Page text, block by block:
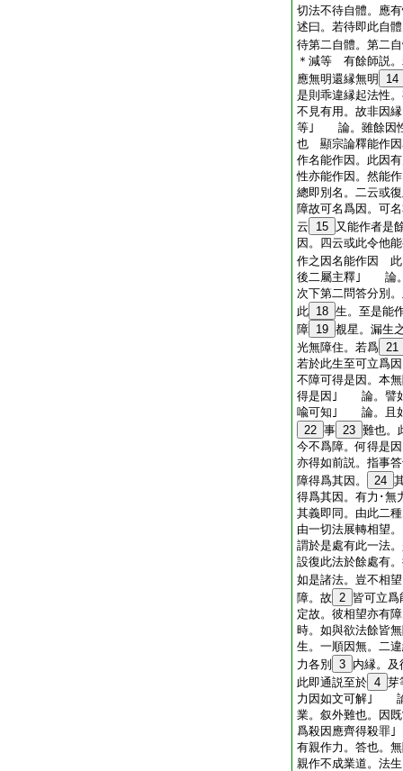
切法不待自體。應
述曰。若待即此自
待第二自體。第二
＊減等 有餘師説
應無明還縁無明
14
是則乖違縁起法性
不見有用。故非因
等｣ 論。雖餘因性
也 顯宗論釋能作因
作名能作因。此因
性亦能作因。然能
總即別名。二云或
障故可名爲因。可
云
15 又能作者是
因。四云或此令他
作之因名能作因 此
後二屬主釋｣ 論。
次下第二問答分
此 18 生。至是能
障 19 覩星。漏生
光無障住。若爲 21
若於此生至可立爲
不障可得是因。本
得是因｣ 論。譬如
喩可知｣ 論。且如
22 事 23 難也。
今不爲障。何得
亦得如前説。指事
障得爲其因。
24
得爲其因。有力･無
其義即同。由此二
由一切法展轉相望
謂於是處有此一法
設復此法於餘處有
如是諸法。豈不相
障。故 2 皆可立
定故。彼相望亦有
時。如與欲法餘皆
生。一順因無。二
力各別
3 内縁。
此即通説至於 4 芽
力因如文可解｣ 論
業。叙外難也。因
爲殺因應齊得殺
有親作力。答也。
親作不成業道。法